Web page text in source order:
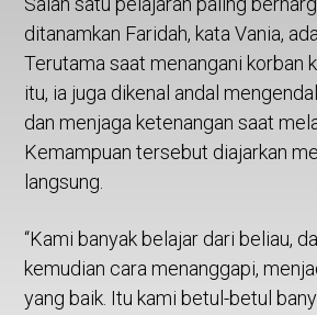
ditanamkan Faridah, kata Vania,
Terutama saat menangani korban
itu, ia juga dikenal andal
dan menjaga ketenangan saat
Kemampuan tersebut diajarkan
langsung.
“Kami banyak belajar dari beliau,
kemudian cara menanggapi,
yang baik. Itu kami betul-betul